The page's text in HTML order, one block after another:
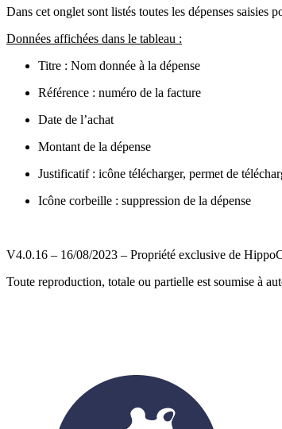
Dans cet onglet sont listés toutes les dépenses saisies
Données affichées dans le tableau :
Titre : Nom donnée à la dépense
Référence : numéro de la facture
Date de l’achat
Montant de la dépense
Justificatif : icône télécharger, permet de
Icône corbeille : suppression de la dépense
V4.0.16 – 16/08/2023 – Propriété exclusive de
Toute reproduction, totale ou partielle est soumise à